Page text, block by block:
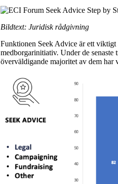
Bildtext: Juridisk rådgivning
Funktionen Seek Advice är ett
medborgarinitiativ. Under de
överväldigande majoritet av dem har